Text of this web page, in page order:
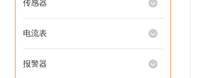
传感器
电流表
报警器